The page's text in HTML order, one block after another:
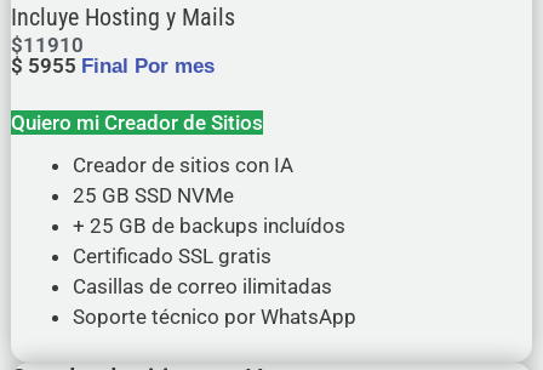
Incluye Hosting y Mails
$11910
$ 5955 Final Por mes
Creador de sitios con IA
25 GB SSD NVMe
+ 25 GB de backups incluídos
Certificado SSL gratis
Casillas de correo ilimitadas
Soporte técnico por WhatsApp
Quiero mi Creador de Sitios